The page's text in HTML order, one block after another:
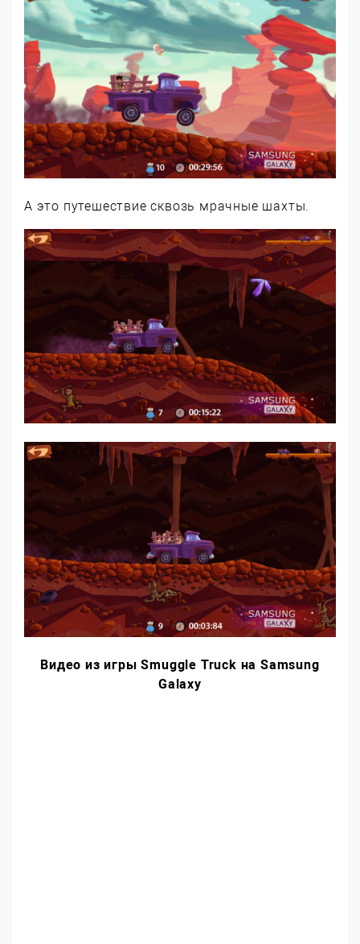
А это путешествие сквозь мрачные шахты.
Видео из игры Smuggle Truck на Samsung
Galaxy